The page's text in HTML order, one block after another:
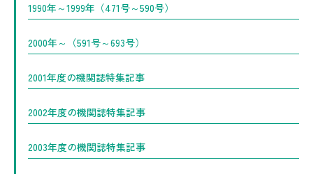
1990年～1999年（471号～590号）
2000年～（591号～693号）
2001年度の機関誌特集記事
2002年度の機関誌特集記事
2003年度の機関誌特集記事